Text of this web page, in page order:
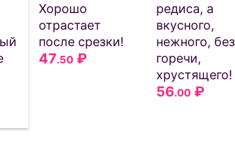
Хорошо
отрастает
после срезки!
47.50₽
редиса, а
вкусного,
нежного, без
горечи,
хрустящего!
56.00₽